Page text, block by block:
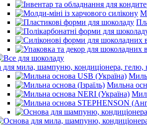
для мила, шампуню, кондиціонера, гелю,
Мильна